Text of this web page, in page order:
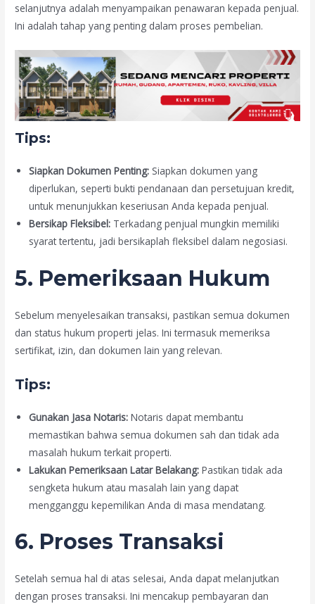
selanjutnya adalah menyampaikan penawaran kepada penjual.
Ini adalah tahap yang penting dalam proses pembelian.
Tips:
Siapkan Dokumen Penting: Siapkan dokumen yang
diperlukan, seperti bukti pendanaan dan persetujuan kredit,
untuk menunjukkan keseriusan Anda kepada penjual.
Bersikap Fleksibel: Terkadang penjual mungkin memiliki
syarat tertentu, jadi bersikaplah fleksibel dalam negosiasi.
5. Pemeriksaan Hukum
Sebelum menyelesaikan transaksi, pastikan semua dokumen
dan status hukum properti jelas. Ini termasuk memeriksa
sertifikat, izin, dan dokumen lain yang relevan.
Tips:
Gunakan Jasa Notaris: Notaris dapat membantu
memastikan bahwa semua dokumen sah dan tidak ada
masalah hukum terkait properti.
Lakukan Pemeriksaan Latar Belakang: Pastikan tidak ada
sengketa hukum atau masalah lain yang dapat
mengganggu kepemilikan Anda di masa mendatang.
6. Proses Transaksi
Setelah semua hal di atas selesai, Anda dapat melanjutkan
dengan proses transaksi. Ini mencakup pembayaran dan